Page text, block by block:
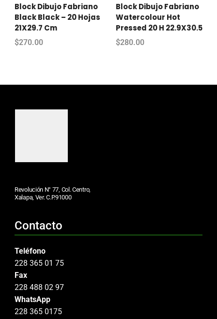
Block Dibujo Fabriano
Black Black – 20 Hojas
21X29.7 Cm
$270.00
Block Dibujo Fabriano
Watercolour Hot
Pressed 20 H 22.9X30.5
$280.00
Revolución N° 77, Col. Centro,
Xalapa, Ver. C.P.91000
Contacto
Teléfono
228 365 01 75
Fax
228 488 02 97
WhatsApp
228 365 0175